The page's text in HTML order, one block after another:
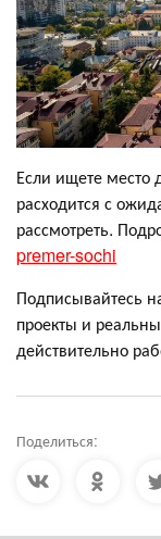
Если ищете место
расходится с
рассмотреть.
premer-sochi
Подписывайтесь
проекты и
действительно
Поделиться: